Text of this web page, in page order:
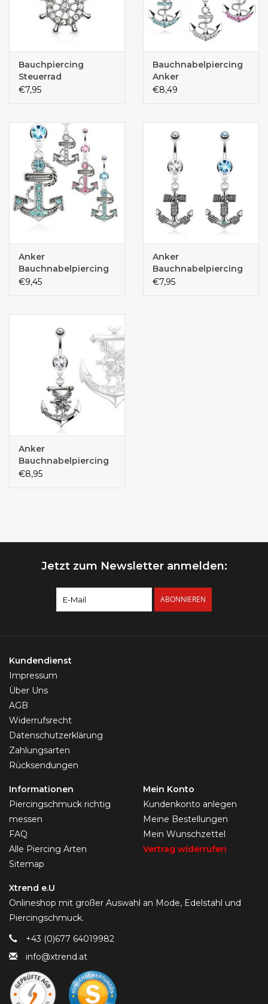
Bauchpiercing
Steuerrad
€7,95
Bauchnabelpiercing
Anker
€8,49
Anker
Bauchnabelpiercing
€9,45
Anker
Bauchnabelpiercing
€7,95
Anker
Bauchnabelpiercing
10mm
€8,95
Jetzt zum Newsletter anmelden:
ABONNIEREN
Kundendienst
Impressum
Über Uns
AGB
Widerrufsrecht
Datenschutzerklärung
Zahlungsarten
Rücksendungen
Informationen
Piercingschmuck richtig
messen
FAQ
Alle Piercing Arten
Sitemap
Mein Konto
Kundenkonto anlegen
Meine Bestellungen
Mein Wunschzettel
Vertrag widerrufen
Xtrend e.U
Onlineshop mit großer Auswahl an Mode, Edelstahl und
Piercingschmuck.
+43 (0)677 64019982
info@xtrend.at